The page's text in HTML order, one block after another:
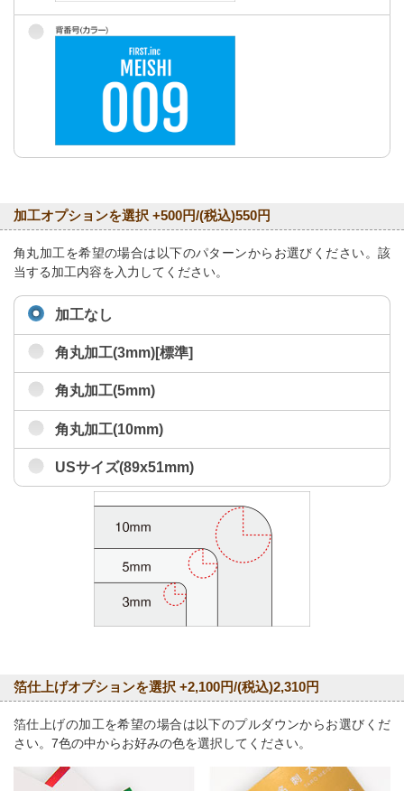
加工オプションを選択 +500円/(税込)550円
角丸加工を希望の場合は以下のパターンからお選びください。該
当する加工内容を入力してください。
加工なし
角丸加工(3mm)[標準]
角丸加工(5mm)
角丸加工(10mm)
USサイズ(89x51mm)
箔仕上げオプションを選択 +2,100円/(税込)2,310円
箔仕上げの加工を希望の場合は以下のプルダウンからお選びくだ
さい。7色の中からお好みの色を選択してください。